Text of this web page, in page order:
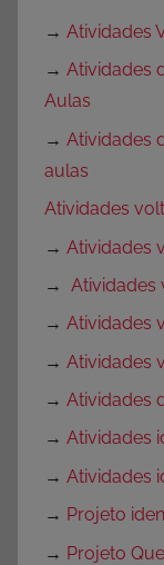
→ Atividades
→ Atividades
Aulas
→ Atividades
aulas
Atividades
→ Atividades
→ Atividades
→ Atividades
→ Atividades
→ Atividades
→ Atividades
→ Atividades
→ Projeto
→ Projeto